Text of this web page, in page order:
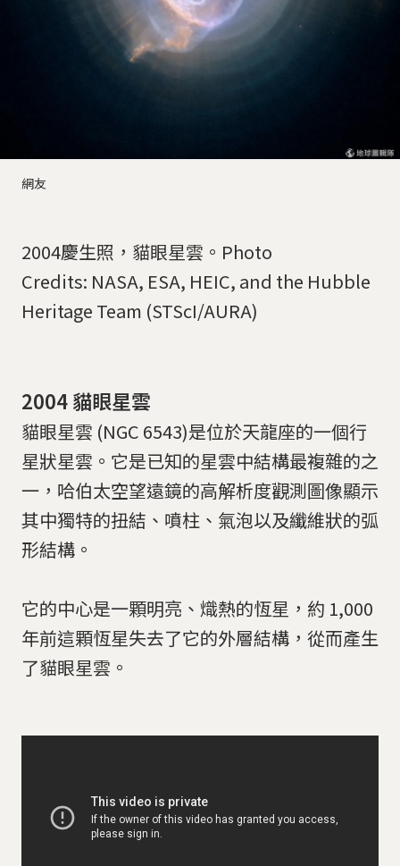
網友
2004慶生照，貓眼星雲。Photo
Credits: NASA, ESA, HEIC, and the Hubble
Heritage Team (STScI/AURA)
2004 貓眼星雲
貓眼星雲 (NGC 6543)是位於天龍座的一個行
星狀星雲。它是已知的星雲中結構最複雜的之
一，哈伯太空望遠鏡的高解析度觀測圖像顯示
其中獨特的扭結、噴柱、氣泡以及纖維狀的弧
形結構。
它的中心是一顆明亮、熾熱的恆星，約 1,000
年前這顆恆星失去了它的外層結構，從而產生
了貓眼星雲。